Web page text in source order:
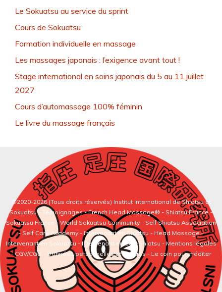
Le Sokuatsu au service du sprint
Cours de Sokuatsu
Formation individuelle en massage
Les massages japonais : l’exigence avant tout !
Stage international en soins japonais du 5 au 11 juillet
2027
Cours d’automassage 100% féminin
Le livre du massage français
©2020-2026 (Tous droits réservés) Institut International de Shiatsu et
Sokuatsu- Témoignages-French Head Massage® - Shiatsu France -
Sokuatsu France -World Sokuatsu Community - Self Shiatsu Association
- Self Care Academy - Intervenant en Shiatsu - Head Massage-
Intervenant en Sokuatsu - Intervenant en Self-Shiatsu - Mentions légales
- CGV/CGU - Données personnelles et cookies - Le coin pour méditer